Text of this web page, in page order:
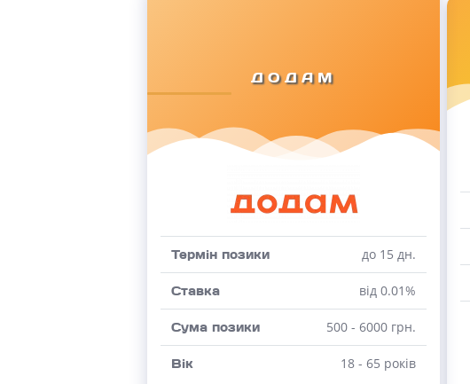
ДОДАМ
Термін позики до 15 дн.
Ставка від 0.01%
Сума позики 500 - 6000 грн.
Вік 18 - 65 років